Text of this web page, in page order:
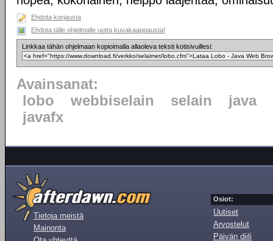
Ehdota korjausta
Ehdota tälle ohjelmalle uutta kuvakaappausta!
Linkkaa tähän ohjelmaan kopioimalla allaoleva teksti kotisivuillesi:
Avainsanat:
lobo
webbiselain selain
java
javafx
Tietoja meistä
Mainonta
Osiot:
Uutiset
Arvostelut
Päivän diili